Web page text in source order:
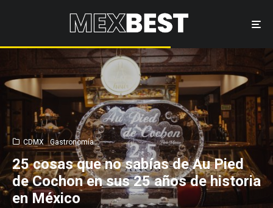
CDMX Gastronomía
25 cosas que no sabías de Au Pied
de Cochon en sus 25 años de historia
en México